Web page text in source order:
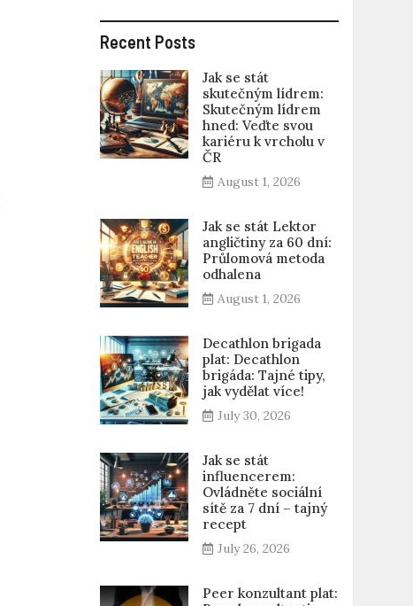
Recent Posts
Jak se stát
skutečným lídrem:
Skutečným lídrem
hned: Veďte svou
kariéru k vrcholu v
ČR
August 1, 2026
Jak se stát Lektor
angličtiny za 60 dní:
Průlomová metoda
odhalena
August 1, 2026
Decathlon brigada
plat: Decathlon
brigáda: Tajné tipy,
jak vydělat více!
July 30, 2026
Jak se stát
influencerem:
Ovládněte sociální
sítě za 7 dní – tajný
recept
July 26, 2026
Peer konzultant plat: